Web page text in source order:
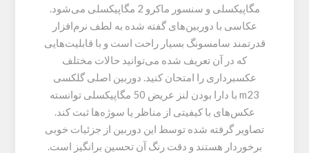
مگاپیکسلی و سنسور ماکرو 2 مگاپیکسلی می‌شود.
عکاسی با دوربین‌های گفته شده به لطف نرم‌افزار
قدرتمند سامسونگ بسیار راحت است و با قابلیت‌هایی
که در آن تعریف شده می‌توانید حالات مختلف
عکسبرداری را امتحان کنید. دوربین اصلی گلکسی
m23 با دارا بودن لنز عریض 50 مگاپیکسلی توانسته
عکس‌های با کیفیتی از مناظر یا سوژه‌ها ثبت کند.
تصاویر گرفته شده توسط این دوربین از جزئیات خوبی
برخوردار هستند و دقت رنگ آن تحسین برانگیز است.